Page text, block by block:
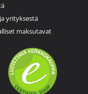
yrityksestä
maksutavat